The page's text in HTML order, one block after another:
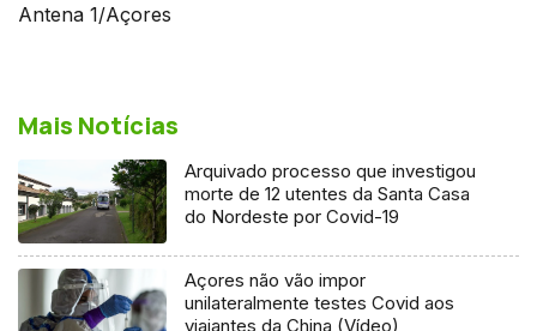
Antena 1/Açores
Mais Notícias
Arquivado processo que investigou
morte de 12 utentes da Santa Casa
do Nordeste por Covid-19
Açores não vão impor
unilateralmente testes Covid aos
viajantes da China (Vídeo)